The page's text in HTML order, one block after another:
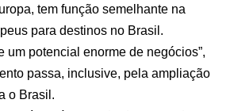
tem função semelhante na
para destinos no Brasil.
um potencial enorme de negócios”,
passa, inclusive, pela ampliação
o Brasil.